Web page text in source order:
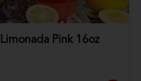
Limonada Pink 16oz